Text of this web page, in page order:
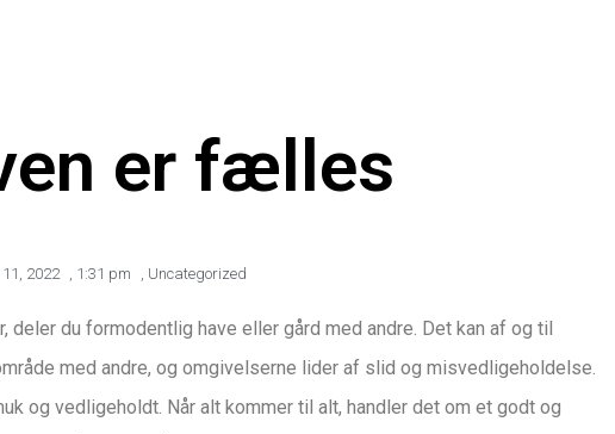
er fælles
2022 , 1:31 pm , Uncategorized
du formodentlig have eller gård med andre. Det kan af og til
med andre, og omgivelserne lider af slid og misvedligeholdelse.
og vedligeholdt. Når alt kommer til alt, handler det om et godt og